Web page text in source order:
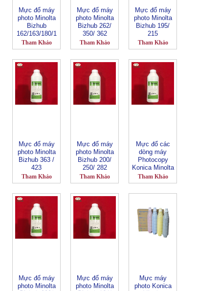
Mực đổ máy
photo Minolta
Bizhub
162/163/180/1
81/210/220
Tham Khảo
Mực đổ máy
photo Minolta
Bizhub 262/
350/ 362
Tham Khảo
Mực đổ máy
photo Minolta
Bizhub 195/
215
Tham Khảo
Mực đổ máy
photo Minolta
Bizhub 363 /
423
Tham Khảo
Mực đổ máy
photo Minolta
Bizhub 200/
250/ 282
Tham Khảo
Mực đổ các
dòng máy
Photocopy
Konica Minolta
Tham Khảo
Mực đổ máy
photo Minolta
Mực đổ máy
photo Minolta
Mực máy
photo Konica